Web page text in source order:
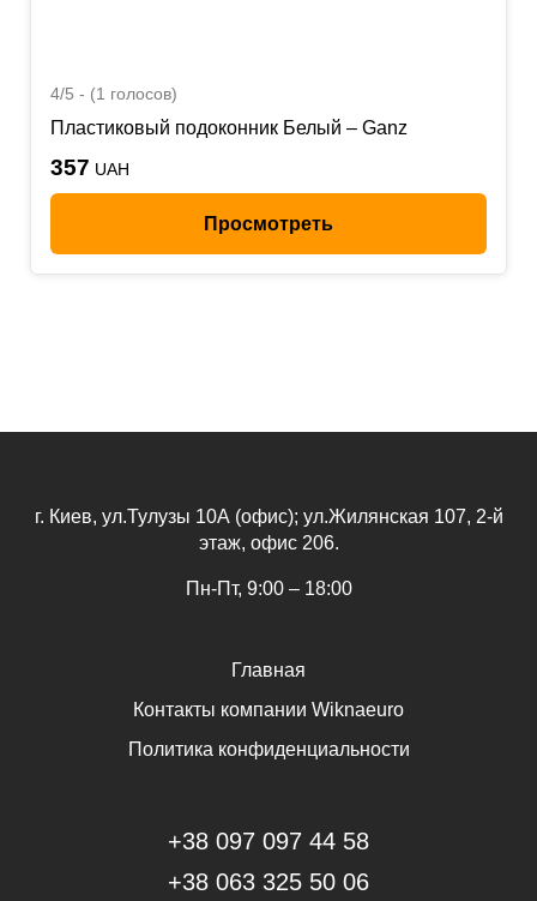
4/5 - (1 голосов)
Пластиковый подоконник Белый – Ganz
357 UAH
Просмотреть
г. Киев, ул.Тулузы 10А (офис); ул.Жилянская 107, 2-й
этаж, офис 206.
Пн-Пт, 9:00 – 18:00
Главная
Контакты компании Wiknaeuro
Политика конфиденциальности
+38 097 097 44 58
+38 063 325 50 06